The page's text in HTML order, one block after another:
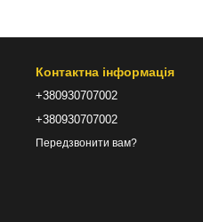
Контактна інформація
+380930707002
+380930707002
Передзвонити вам?